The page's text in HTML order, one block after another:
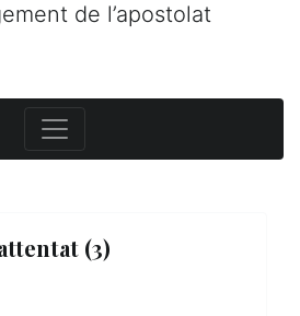
de l’apostolat
(3)